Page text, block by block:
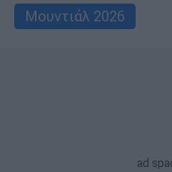
Μουντιάλ 2026